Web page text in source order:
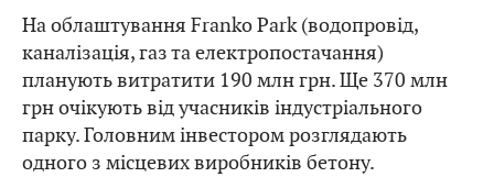
На облаштування Franko Park (водопровід,
каналізація, газ та електропостачання)
планують витратити 190 млн грн. Ще 370 млн
грн очікують від учасників індустріального
парку. Головним інвестором розглядають
одного з місцевих виробників бетону.